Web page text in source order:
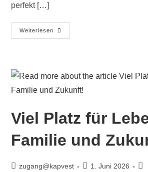
perfekt […]
Weiterlesen
Viel Platz für
Familie und
zugang@kapvest 1. Juni 2026